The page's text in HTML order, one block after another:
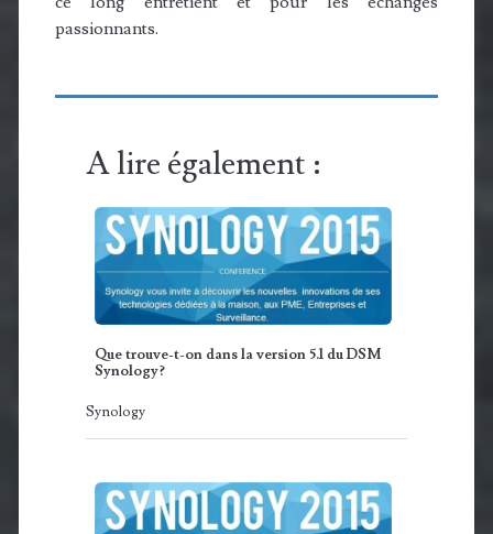
passionnants.
A lire également :
Que trouve-t-on dans la version 5.1 du DSM
Synology?
Synology